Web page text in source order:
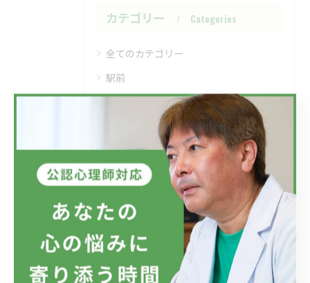
カテゴリー Categories
全てのカテゴリー
駅前
仕事
精神疾患
メンタルヘルス
最近の投稿 Recent Posts